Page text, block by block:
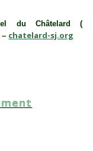
du Châtelard (
– chatelard-sj.org